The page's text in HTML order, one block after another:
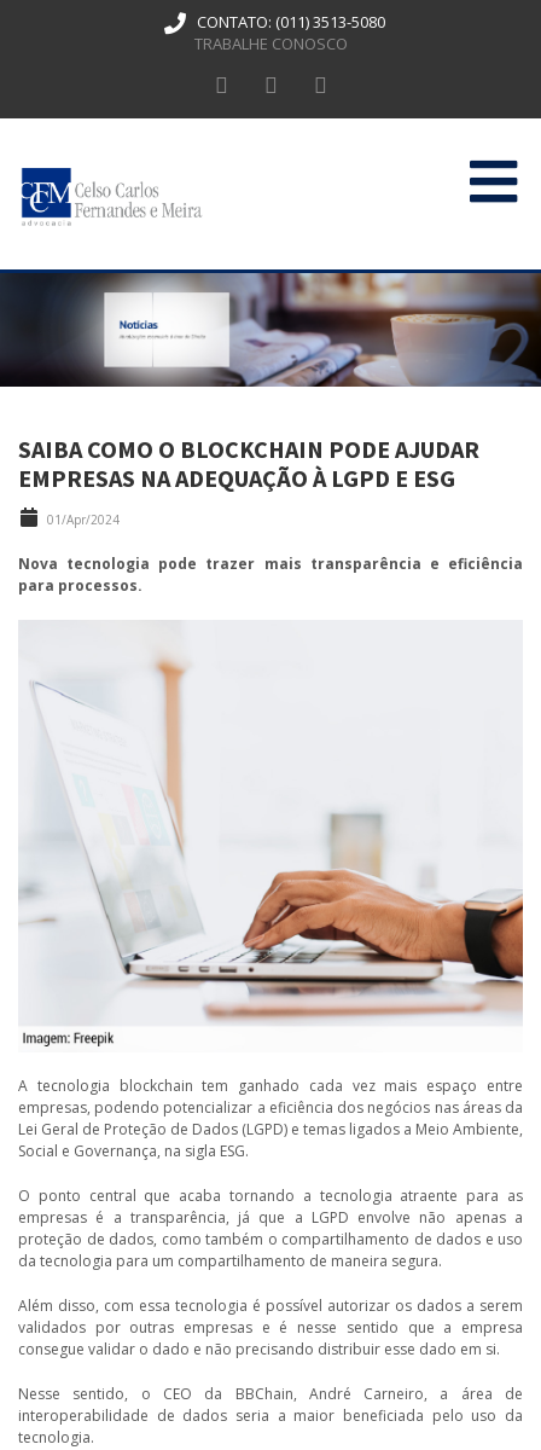
CONTATO: (011) 3513-5080
TRABALHE CONOSCO
HOME
QUEM SOMOS
ATUAÇÃO
CONTATO
SAIBA COMO O BLOCKCHAIN PODE AJUDAR
EMPRESAS NA ADEQUAÇÃO À LGPD E ESG
01/Apr/2024
Nova tecnologia pode trazer mais transparência e eficiência
para processos.
A tecnologia blockchain tem ganhado cada vez mais espaço entre
empresas, podendo potencializar a eficiência dos negócios nas áreas da
Lei Geral de Proteção de Dados (LGPD) e temas ligados a Meio Ambiente,
Social e Governança, na sigla ESG.
O ponto central que acaba tornando a tecnologia atraente para as
empresas é a transparência, já que a LGPD envolve não apenas a
proteção de dados, como também o compartilhamento de dados e uso
da tecnologia para um compartilhamento de maneira segura.
Além disso, com essa tecnologia é possível autorizar os dados a serem
validados por outras empresas e é nesse sentido que a empresa
consegue validar o dado e não precisando distribuir esse dado em si.
Nesse sentido, o CEO da BBChain, André Carneiro, a área de
interoperabilidade de dados seria a maior beneficiada pelo uso da
tecnologia.